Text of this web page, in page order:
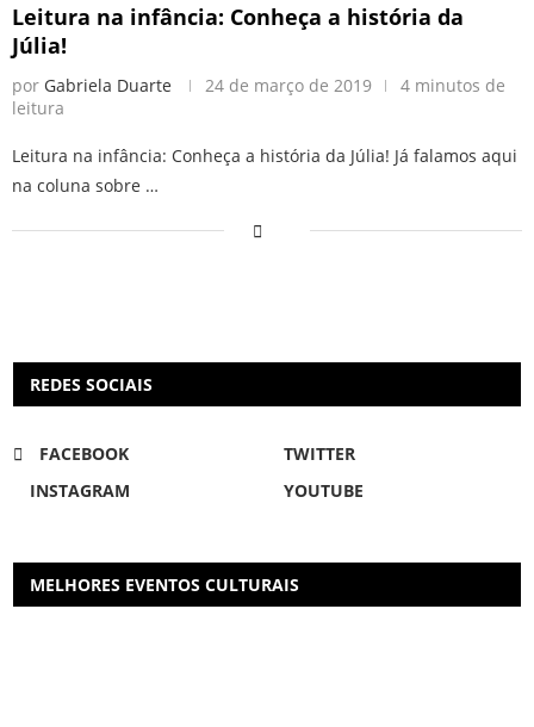
Leitura na infância: Conheça a história da
Júlia!
por Gabriela Duarte 24 de março de 2019
4 minutos de
leitura
Leitura na infância: Conheça a história da Júlia! Já falamos aqui
na coluna sobre …
REDES SOCIAIS
FACEBOOK
TWITTER
INSTAGRAM
YOUTUBE
MELHORES EVENTOS CULTURAIS